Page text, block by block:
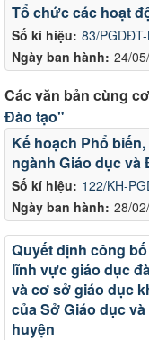
Số kí hiệu: 83/
Ngày ban hành: 24/
Tổ chức các hoạt
Các văn bản cùng
Đào tạo"
Số kí hiệu: 122/KH-
Ngày ban hành: 28/
Kế hoạch Phổ
ngành Giáo dục và
Quyết định công
lĩnh vực giáo dục
và cơ sở giáo dục
của Sở Giáo dục
huyện